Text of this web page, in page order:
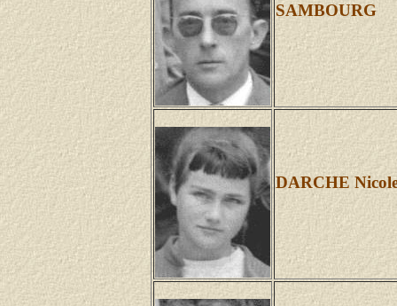
SAMBOURG
DARCHE